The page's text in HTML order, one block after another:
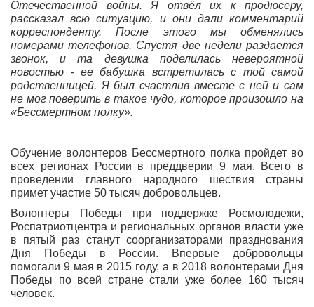
Отечественной войны. Я отвёл их к продюсеру,
рассказал всю ситуацию, и они дали комментарий
корреспонденту. После этого мы обменялись
номерами телефонов. Спустя две недели раздается
звонок, и та девушка поделилась невероятной
новостью - ее бабушка встретилась с той самой
родственницей. Я был счастлив вместе с ней и сам
не мог поверить в такое чудо, которое произошло на
«Бессмертном полку».
Обучение волонтеров Бессмертного полка пройдет во
всех регионах России в преддверии 9 мая. Всего в
проведении главного народного шествия страны
примет участие 50 тысяч добровольцев.
Волонтеры Победы при поддержке Росмолодежи,
Роспатриотцентра и региональных органов власти уже
в пятый раз станут соорганизаторами празднования
Дня Победы в России. Впервые добровольцы
помогали 9 мая в 2015 году, а в 2018 волонтерами Дня
Победы по всей стране стали уже более 160 тысяч
человек.